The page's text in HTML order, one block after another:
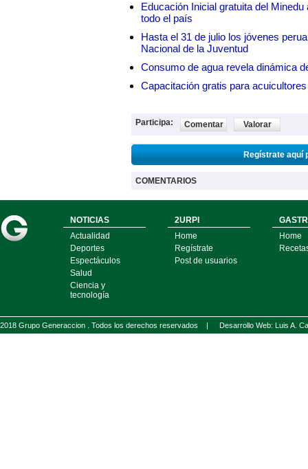
Educación Inicial gratuita del
todo el país
Hasta el 31 de julio los jóvenes
Nacional de la Juventud
Consumo de agua revela dinámica
Capacitación gratis para
Participa: Comentar Valorar
Regístrate aquí
COMENTARIOS
NOTICIAS
Actualidad
Deportes
Espectáculos
Salud
Ciencia y
tecnología
2URPI
Home
Regístrate
Post de usuarios
Home
2018 Grupo Generaccion . Todos los derechos reservados | Desarrollo Web: Luis